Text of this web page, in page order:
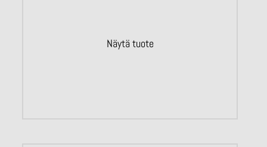
Näytä tuote